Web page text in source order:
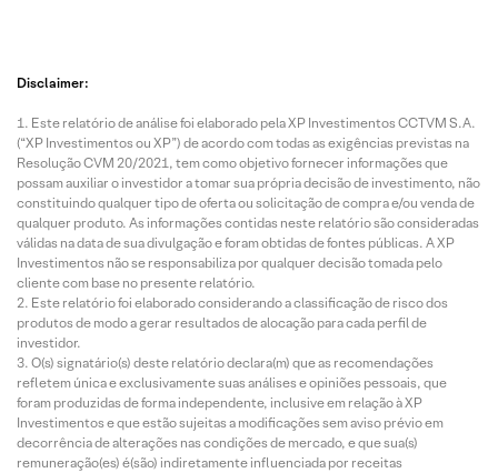
Disclaimer:
Este relatório de análise foi elaborado pela XP Investimentos CCTVM S.A.
(“XP Investimentos ou XP”) de acordo com todas as exigências previstas na
Resolução CVM 20/2021, tem como objetivo fornecer informações que
possam auxiliar o investidor a tomar sua própria decisão de investimento, não
constituindo qualquer tipo de oferta ou solicitação de compra e/ou venda de
qualquer produto. As informações contidas neste relatório são consideradas
válidas na data de sua divulgação e foram obtidas de fontes públicas. A XP
Investimentos não se responsabiliza por qualquer decisão tomada pelo
cliente com base no presente relatório.
Este relatório foi elaborado considerando a classificação de risco dos
produtos de modo a gerar resultados de alocação para cada perfil de
investidor.
O(s) signatário(s) deste relatório declara(m) que as recomendações
refletem única e exclusivamente suas análises e opiniões pessoais, que
foram produzidas de forma independente, inclusive em relação à XP
Investimentos e que estão sujeitas a modificações sem aviso prévio em
decorrência de alterações nas condições de mercado, e que sua(s)
remuneração(es) é(são) indiretamente influenciada por receitas